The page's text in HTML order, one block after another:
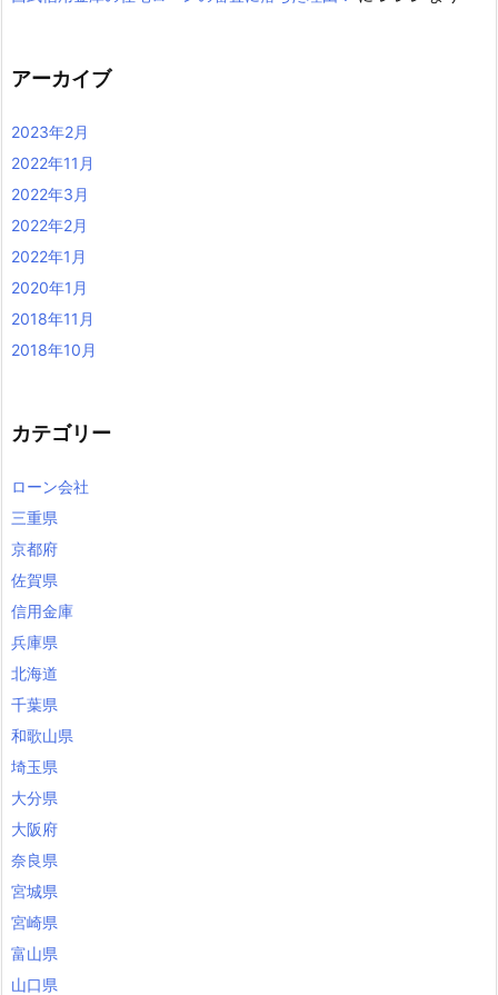
アーカイブ
2023年2月
2022年11月
2022年3月
2022年2月
2022年1月
2020年1月
2018年11月
2018年10月
カテゴリー
ローン会社
三重県
京都府
佐賀県
信用金庫
兵庫県
北海道
千葉県
和歌山県
埼玉県
大分県
大阪府
奈良県
宮城県
宮崎県
富山県
山口県